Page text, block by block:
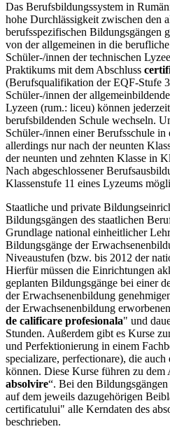
Das Berufsbildungssystem in
hohe Durchlässigkeit zwischen den
berufsspezifischen Bildungsgängen
von der allgemeinen in die
Schüler-/innen der technischen
Praktikums mit dem Abschluss
(Berufsqualifikation der EQF-Stufe
Schüler-/innen der
Lyzeen (rum.: liceu) können
berufsbildenden Schule wechseln.
Schüler-/innen einer Berufsschule
allerdings nur nach der neunten
der neunten und zehnten Klasse in
Nach abgeschlossener
Klassenstufe 11 eines Lyzeums
Staatliche und private
Bildungsgängen des staatlichen
Grundlage national einheitlicher
Bildungsgänge der
Niveaustufen (bzw. bis 2012 der
Hierfür müssen die Einrichtungen
geplanten Bildungsgänge bei einer
der Erwachsenenbildung
der Erwachsenenbildung
de calificare profesionala" und
Stunden. Außerdem gibt es Kurse
und Perfektionierung in einem
specializare, perfectionare), die
können. Diese Kurse führen zu dem
absolvire“. Bei den
auf dem jeweils dazugehörigen
certificatului" alle Kerndaten des
beschrieben.